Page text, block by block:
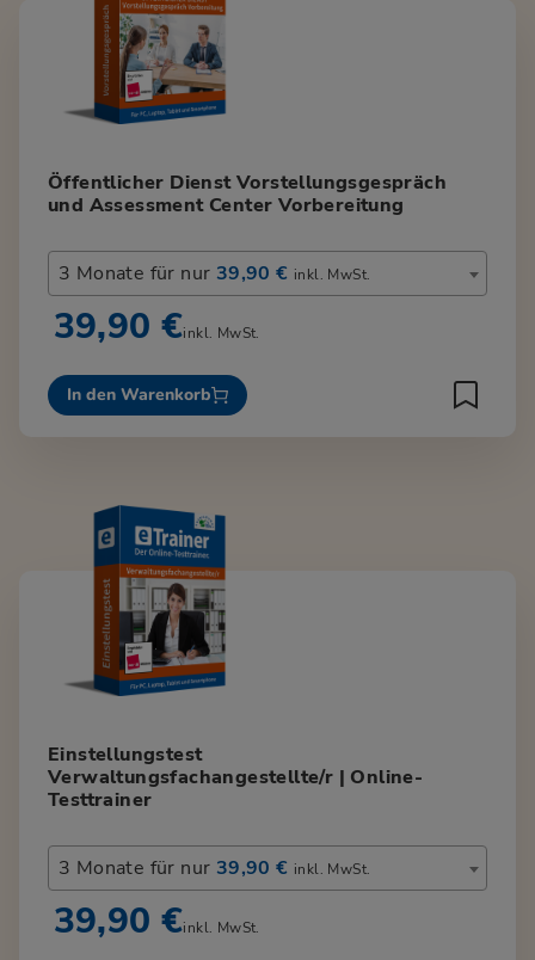
Öffentlicher Dienst Vorstellungsgespräch
und Assessment Center Vorbereitung
3 Monate für nur 39,90 € inkl. MwSt.
39,90 €inkl. MwSt.
In den Warenkorb
Einstellungstest
Verwaltungsfachangestellte/r | Online-
Testtrainer
3 Monate für nur 39,90 € inkl. MwSt.
39,90 €inkl. MwSt.